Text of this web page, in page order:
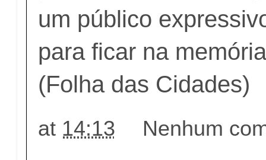
um público
para ficar na
(Folha das Cidades)
at 14:13 Nenhum